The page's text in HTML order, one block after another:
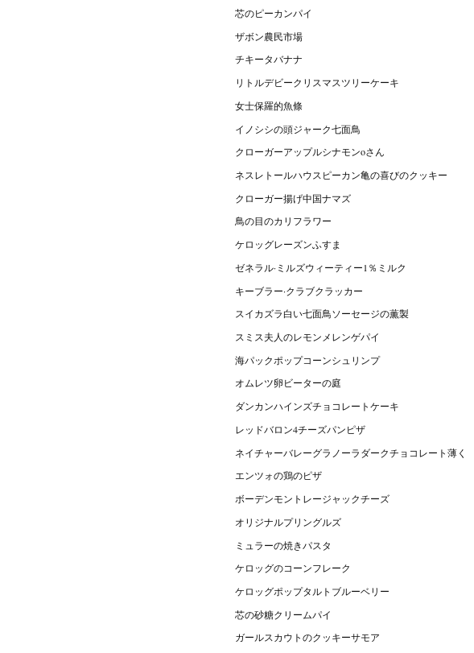
芯のピーカンパイ
ザボン農民市場
チキータバナナ
リトルデビークリスマスツリーケーキ
女士保羅的魚條
イノシシの頭ジャーク七面鳥
クローガーアップルシナモンoさん
ネスレトールハウスピーカン亀の喜びのクッキー
クローガー揚げ中国ナマズ
鳥の目のカリフラワー
ケロッグレーズンふすま
ゼネラル·ミルズウィーティー1％ミルク
キーブラー·クラブクラッカー
スイカズラ白い七面鳥ソーセージの薫製
スミス夫人のレモンメレンゲパイ
海パックポップコーンシュリンプ
オムレツ卵ビーターの庭
ダンカンハインズチョコレートケーキ
レッドバロン4チーズパンピザ
ネイチャーバレーグラノーラダークチョコレート薄く
エンツォの鶏のピザ
ボーデンモントレージャックチーズ
オリジナルプリングルズ
ミュラーの焼きパスタ
ケロッグのコーンフレーク
ケロッグポップタルトブルーベリー
芯の砂糖クリームパイ
ガールスカウトのクッキーサモア